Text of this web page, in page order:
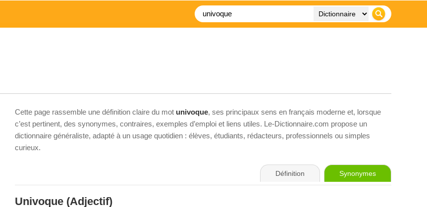
Cette page rassemble une définition claire du mot univoque, ses principaux sens en français moderne et, lorsque
c’est pertinent, des synonymes, contraires, exemples d’emploi et liens utiles. Le-Dictionnaire.com propose un
dictionnaire généraliste, adapté à un usage quotidien : élèves, étudiants, rédacteurs, professionnels ou simples
curieux.
Définition Synonymes
Univoque (Adjectif)